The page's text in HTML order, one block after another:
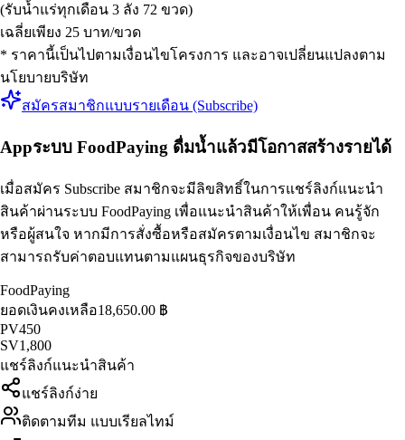
(รับน้ำแร่ทุกเดือน 3 ลัง 72 ขวด)
เฉลี่ยเพียง 25 บาท/ขวด
* ราคานี้เป็นไปตามเงื่อนไขโครงการ และอาจเปลี่ยนแปลงตาม
นโยบายบริษัท
สมัครสมาชิกแบบรายเดือน (Subscribe)
Appระบบ FoodPaying ดื่มน้ำแล้วมีโอกาสสร้างรายได้
เมื่อสมัคร Subscribe สมาชิกจะมีลิขสิทธิ์ในการแชร์ลิงก์แนะนำ
สินค้าผ่านระบบ FoodPaying เพื่อแนะนำสินค้าให้เพื่อน คนรู้จัก
หรือผู้สนใจ หากมีการสั่งซื้อหรือสมัครตามเงื่อนไข สมาชิกจะ
สามารถรับค่าตอบแทนตามแผนธุรกิจของบริษัท
FoodPaying
ยอดเงินคงเหลือ18,650.00 ฿
PV450
SV1,800
แชร์ลิงก์แนะนำสินค้า
แชร์ลิงก์ง่าย
ติดตามทีม แบบเรียลไทม์